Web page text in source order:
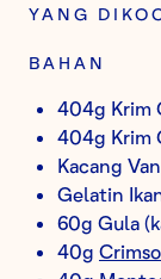
YANG
BAHAN
404g Krim
404g Krim
Kacang
Gelatin
60g Gula
40g